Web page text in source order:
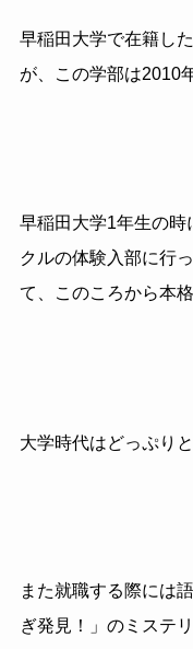
早稲田大学で在籍し
が、この学部は2010
早稲田大学1年生の時
クルの体験入部に行
て、このころから本
大学時代はどっぷり
また就職する際には
ぎ発見！」のミステ